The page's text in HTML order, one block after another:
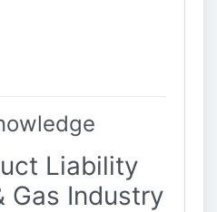
Liability
Gas Industry